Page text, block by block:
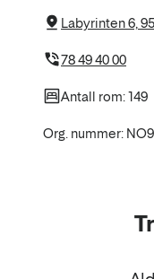
hotellet
Labyrinten 6,
78 49 40 00
Antall rom: 149
Org. nummer: